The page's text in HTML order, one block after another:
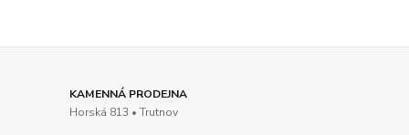
KAMENNÁ PRODEJNA
Horská 813 • Trutnov